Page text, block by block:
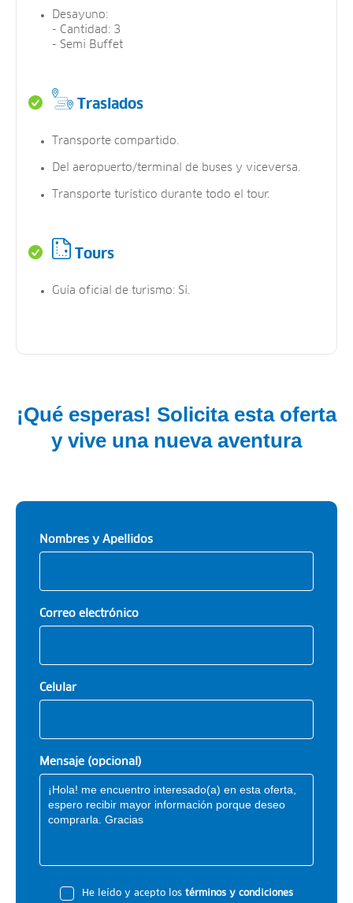
Desayuno:
- Cantidad: 3
- Semi Buffet
Traslados
Transporte compartido.
Del aeropuerto/terminal de buses y viceversa.
Transporte turístico durante todo el tour.
Tours
Guía oficial de turismo: Sí.
¡Qué esperas! Solicita esta oferta
y vive una nueva aventura
Nombres y Apellidos
Correo electrónico
Celular
Mensaje (opcional)
He leído y acepto los términos y condiciones